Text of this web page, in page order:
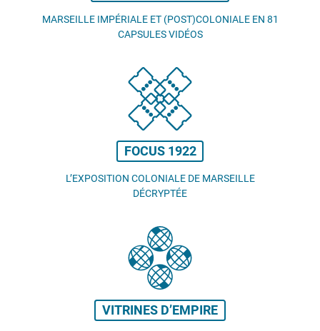
MARSEILLE IMPÉRIALE ET (POST)COLONIALE EN 81
CAPSULES VIDÉOS
FOCUS 1922
L’EXPOSITION COLONIALE DE MARSEILLE
DÉCRYPTÉE
VITRINES D’EMPIRE